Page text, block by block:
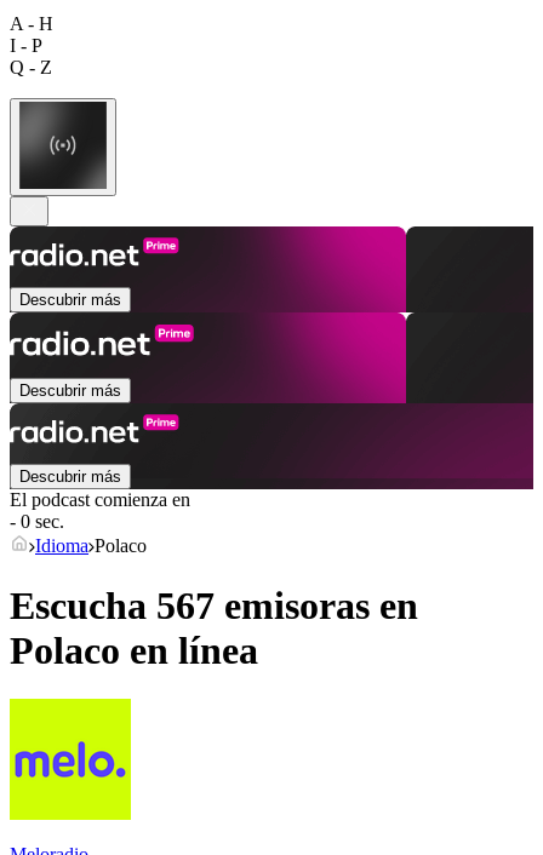
A - H
I - P
Q - Z
Descubrir más
Descubrir más
Descubrir más
El podcast comienza en
- 0 sec.
Idioma Polaco
Escucha 567 emisoras en
Polaco en línea